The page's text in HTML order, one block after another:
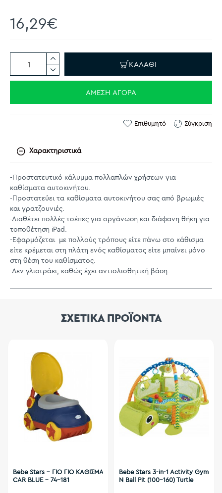
16,29€
ΚΑΛΆΘΙ
ΆΜΕΣΗ ΑΓΟΡΆ
Επιθυμητό Σύγκριση
Χαρακτηριστικά
-Προστατευτικό κάλυμμα πολλαπλών χρήσεων για
καθίσματα αυτοκινήτου.
-Προστατεύει τα καθίσματα αυτοκινήτου σας από βρωμιές
και γρατζουνιές.
-Διαθέτει πολλές τσέπες για οργάνωση και διάφανη θήκη για
τοποθέτηση iPad.
-Εφαρμόζεται με πολλούς τρόπους είτε πάνω στο κάθισμα
είτε κρέμεται στη πλάτη ενός καθίσματος είτε μπαίνει μόνο
στη θέση του καθίσματος.
-Δεν γλιστράει, καθώς έχει αντιολισθητική βάση.
ΣΧΕΤΙΚΑ ΠΡΟΪΟΝΤΑ
Bebe Stars - ΓΙΟ ΓΙΟ ΚΑΘΙΣΜΑ
CAR BLUE - 74-181
Bebe Stars 3-in-1 Activity Gym
N Ball Pit (100-160) Turtle